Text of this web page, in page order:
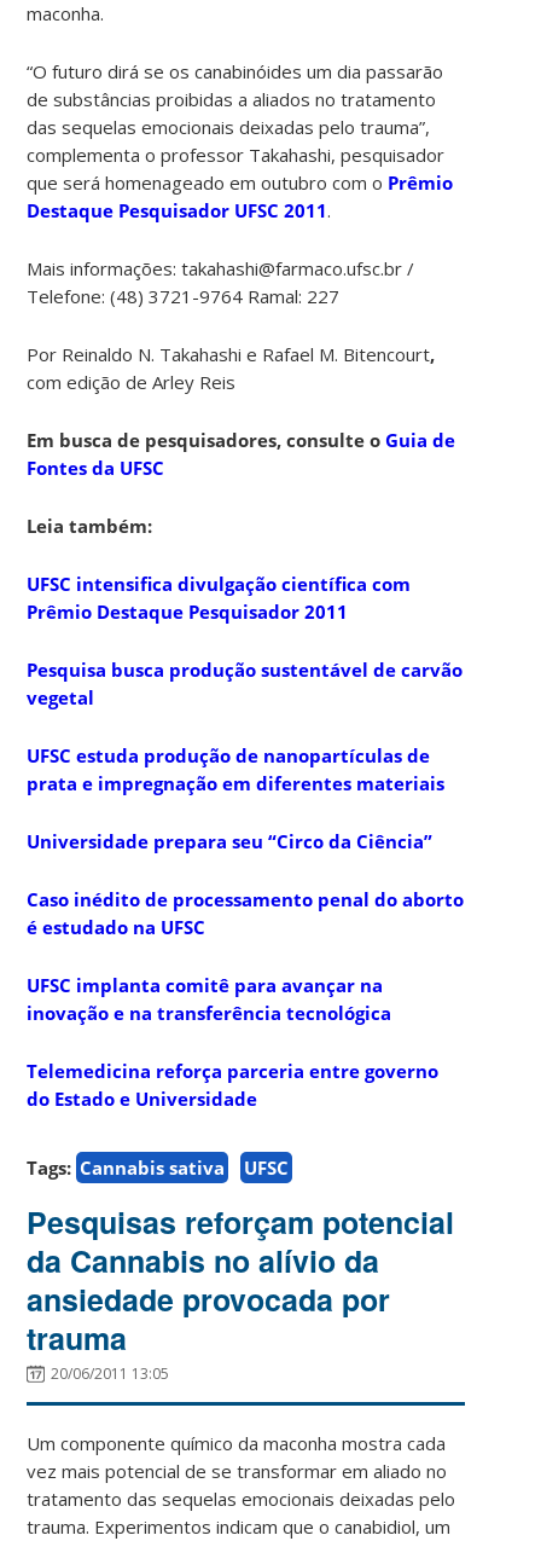
maconha.
“O futuro dirá se os canabinóides um dia passarão
de substâncias proibidas a aliados no tratamento
das sequelas emocionais deixadas pelo trauma”,
complementa o professor Takahashi, pesquisador
que será homenageado em outubro com o Prêmio
Destaque Pesquisador UFSC 2011.
Mais informações: takahashi@farmaco.ufsc.br /
Telefone: (48) 3721-9764 Ramal: 227
Por Reinaldo N. Takahashi e Rafael M. Bitencourt,
com edição de Arley Reis
Em busca de pesquisadores, consulte oGuia de
Fontes da UFSC
Leia também:
UFSC intensifica divulgação científica com
Prêmio Destaque Pesquisador 2011
Pesquisa busca produção sustentável de carvão
vegetal
UFSC estuda produção de nanopartículas de
prata e impregnação em diferentes materiais
Universidade prepara seu “Circo da Ciência”
Caso inédito de processamento penal do aborto
é estudado na UFSC
UFSC implanta comitê para avançar na
inovação e na transferência tecnológica
Telemedicina reforça parceria entre governo
do Estado e Universidade
Tags: Cannabis sativa UFSC
Pesquisas reforçam potencial
da Cannabis no alívio da
ansiedade provocada por
trauma
20/06/2011 13:05
Um componente químico da maconha mostra cada
vez mais potencial de se transformar em aliado no
tratamento das sequelas emocionais deixadas pelo
trauma. Experimentos indicam que o canabidiol, um